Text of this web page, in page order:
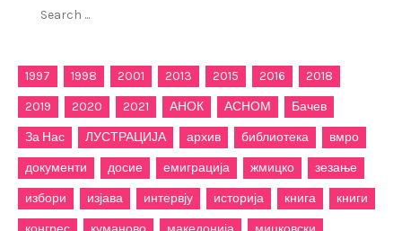
1997 1998 2001 2013 2015 2016
2018
2019
2020 2021 АНОК АСНОМ
Бачев
За Нас
ЛУСТРАЦИЈА архив библиотека
вмро
документи
досие емиграција жмицко
зезање
избори
изјава интервју историја книга
книги